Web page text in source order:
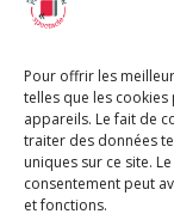
Pour offrir les
telles que les
appareils. Le fait de
traiter des données
uniques sur ce site.
consentement peut
et fonctions.
Chèque
Chèque
Chèque
G-Pods
Profession